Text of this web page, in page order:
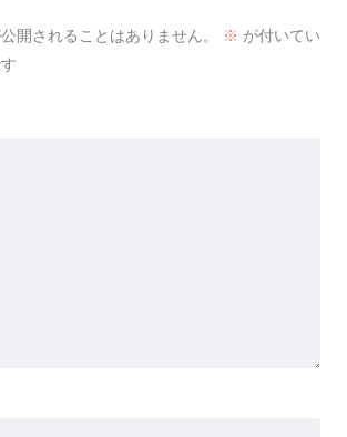
開されることはありません。 ※ が付いてい